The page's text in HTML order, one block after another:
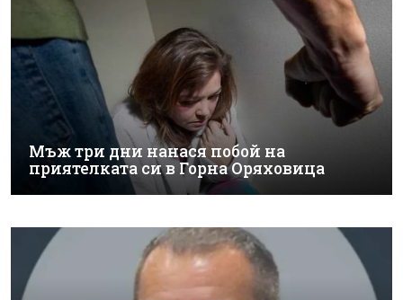
Мъж три дни нанася побой на
приятелката си в Горна Оряховица